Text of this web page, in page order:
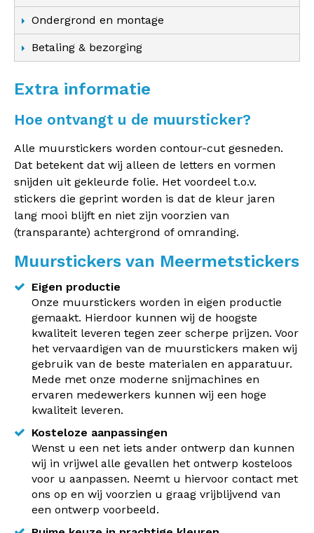
Ondergrond en montage
Betaling & bezorging
Extra informatie
Hoe ontvangt u de muursticker?
Alle muurstickers worden contour-cut gesneden.
Dat betekent dat wij alleen de letters en vormen
snijden uit gekleurde folie. Het voordeel t.o.v.
stickers die geprint worden is dat de kleur jaren
lang mooi blijft en niet zijn voorzien van
(transparante) achtergrond of omranding.
Muurstickers van Meermetstickers
Eigen productie
Onze muurstickers worden in eigen productie
gemaakt. Hierdoor kunnen wij de hoogste
kwaliteit leveren tegen zeer scherpe prijzen. Voor
het vervaardigen van de muurstickers maken wij
gebruik van de beste materialen en apparatuur.
Mede met onze moderne snijmachines en
ervaren medewerkers kunnen wij een hoge
kwaliteit leveren.
Kosteloze aanpassingen
Wenst u een net iets ander ontwerp dan kunnen
wij in vrijwel alle gevallen het ontwerp kosteloos
voor u aanpassen. Neemt u hiervoor contact met
ons op en wij voorzien u graag vrijblijvend van
een ontwerp voorbeeld.